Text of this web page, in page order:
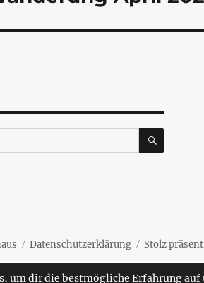
Datenschutzerklärung Stolz
um dir die bestmögliche Erfahrung auf